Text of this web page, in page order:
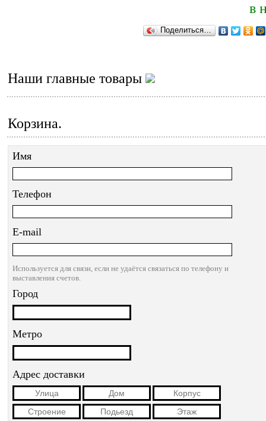
в
Поделиться…
Наши главные товары
Корзина.
Имя
Телефон
E-mail
Используется для связи, если не удаётся связаться по телефону и
выставления счетов.
Город
Метро
Адрес доставки